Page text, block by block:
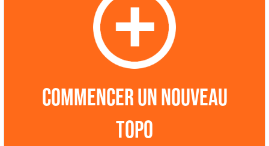
Commencer un nouveau
topo